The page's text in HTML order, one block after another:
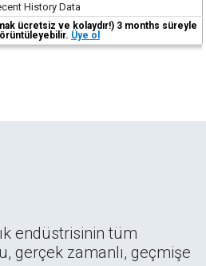
History Data
ücretsiz ve kolaydır!) 3 months süreyle
Üye ol
endüstrisinin tüm
gerçek zamanlı, geçmişe